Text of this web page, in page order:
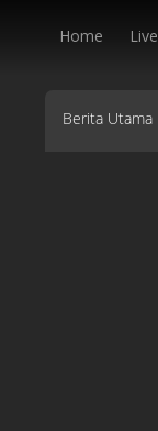
Home Live
Berita Utama